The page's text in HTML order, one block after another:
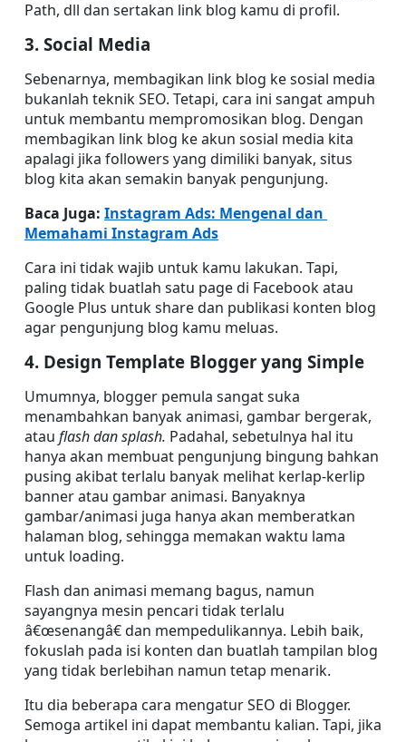
Path, dll dan sertakan link blog kamu di profil.
3. Social Media
Sebenarnya, membagikan link blog ke sosial media
bukanlah teknik SEO. Tetapi, cara ini sangat ampuh
untuk membantu mempromosikan blog. Dengan
membagikan link blog ke akun sosial media kita
apalagi jika followers yang dimiliki banyak, situs
blog kita akan semakin banyak pengunjung.
Baca Juga: Instagram Ads: Mengenal dan
Memahami Instagram Ads
Cara ini tidak wajib untuk kamu lakukan. Tapi,
paling tidak buatlah satu page di Facebook atau
Google Plus untuk share dan publikasi konten blog
agar pengunjung blog kamu meluas.
4. Design Template Blogger yang Simple
Umumnya, blogger pemula sangat suka
menambahkan banyak animasi, gambar bergerak,
atau flash dan splash. Padahal, sebetulnya hal itu
hanya akan membuat pengunjung bingung bahkan
pusing akibat terlalu banyak melihat kerlap-kerlip
banner atau gambar animasi. Banyaknya
gambar/animasi juga hanya akan memberatkan
halaman blog, sehingga memakan waktu lama
untuk loading.
Flash dan animasi memang bagus, namun
sayangnya mesin pencari tidak terlalu
â€œsenangâ€ dan mempedulikannya. Lebih baik,
fokuslah pada isi konten dan buatlah tampilan blog
yang tidak berlebihan namun tetap menarik.
Itu dia beberapa cara mengatur SEO di Blogger.
Semoga artikel ini dapat membantu kalian. Tapi, jika